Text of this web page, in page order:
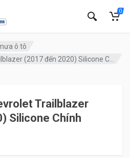
0
ô tô
Trailblazer
Silicone Chính